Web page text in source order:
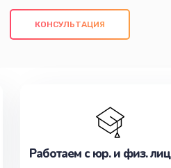
обслуживание,
Не медлите записаться на
КОНСУЛЬТАЦИЯ
Работаем с юр. и физ.